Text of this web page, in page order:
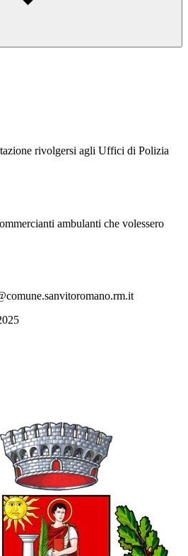
rivolgersi agli Uffici di Polizia
ambulanti che volessero